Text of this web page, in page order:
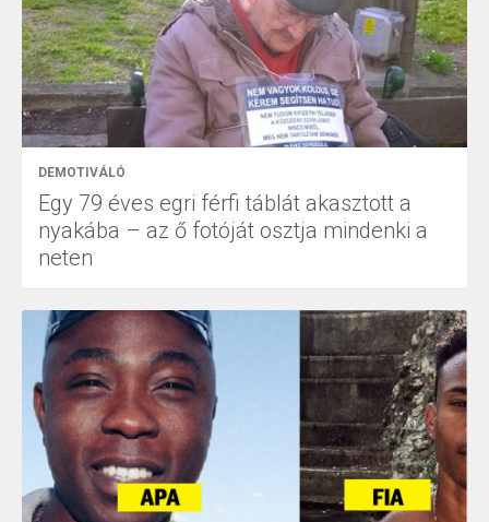
DEMOTIVÁLÓ
Egy 79 éves egri férfi táblát akasztott a
nyakába – az ő fotóját osztja mindenki a
neten